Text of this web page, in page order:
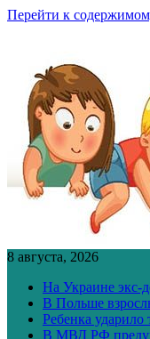
Перейти к
8 августа, 2026
На Украине экс-
В Польше
Ребенка
В МВД РФ